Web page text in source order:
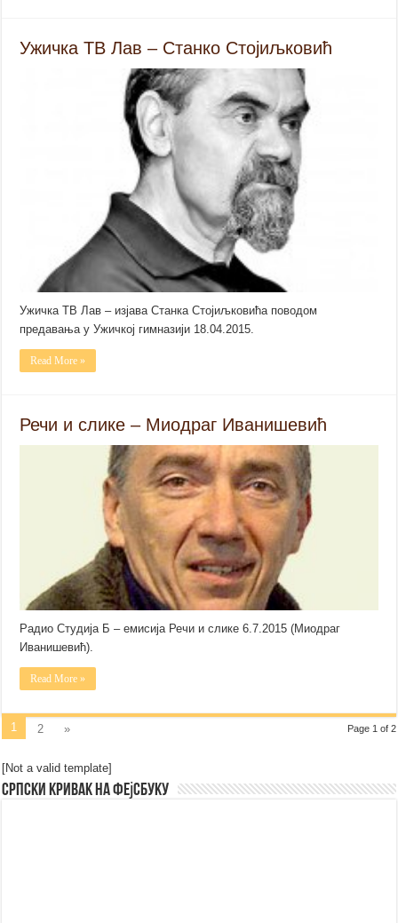
Ужичка ТВ Лав – Станкo Стојиљковић
Ужичка ТВ Лав – изјава Станка Стојиљковића поводом
предавања у Ужичкој гимназији 18.04.2015.
Read More »
Речи и слике – Миодраг Иванишевић
Радио Студија Б – емисија Речи и слике 6.7.2015 (Миодраг
Иванишевић).
Read More »
Page 1 of 2
1 2 »
[Not a valid template]
Српски Кривак на Фејсбуку